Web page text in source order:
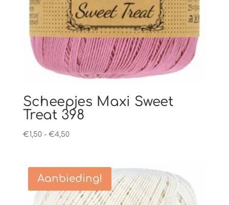
Scheepjes Maxi Sweet
Treat 398
€1,50 - €4,50Prijsklasse:
€4,50
Aanbieding!